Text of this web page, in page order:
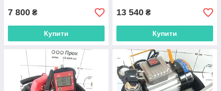
7 800 ₴
Купити
13 540 ₴
Купити